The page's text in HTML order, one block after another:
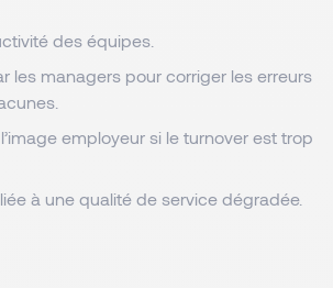
des équipes.
les managers pour corriger les erreurs
employeur si le turnover est trop
à une qualité de service dégradée.